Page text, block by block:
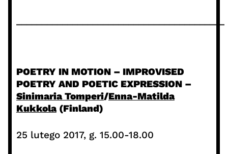
POETRY IN MOTION – IMPROVISED
POETRY AND POETIC EXPRESSION –
Sinimaria Tomperi/Enna-Matilda
Kukkola(Finland)
25 lutego 2017, g. 15.00-18.00